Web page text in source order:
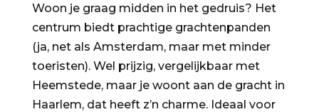
Woon je graag midden in het gedruis? Het
centrum biedt prachtige grachtenpanden
(ja, net als Amsterdam, maar met minder
toeristen). Wel prijzig, vergelijkbaar met
Heemstede, maar je woont aan de gracht in
Haarlem, dat heeft z’n charme. Ideaal voor